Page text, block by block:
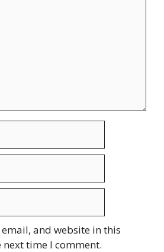
email, and website in this
time I comment.